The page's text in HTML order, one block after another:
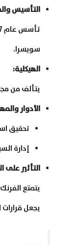
التأسيس
سويسرا.
الهيكلية:
يتألف من
الأدوار
تحقيق
إدارة
التأثير على
يتمتع
يجعل قرارات